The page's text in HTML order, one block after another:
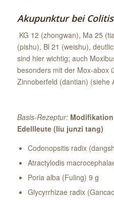
Akupunktur bei
KG 12 (zhongwan), Ma 25
(pishu), Bl 21 (weishu),
sind hier wichtig; auch
besonders mit der Mox-abox
Zinnoberfeld (dantian) (siehe
Basis-Rezeptur:
Edellleute (liu junzi tang)
Codonopsitis radix
Atractylodis
Poria alba (Fuling) 9 g
Glycyrrhizae radix